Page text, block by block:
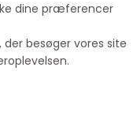
dine præferencer
besøger vores site